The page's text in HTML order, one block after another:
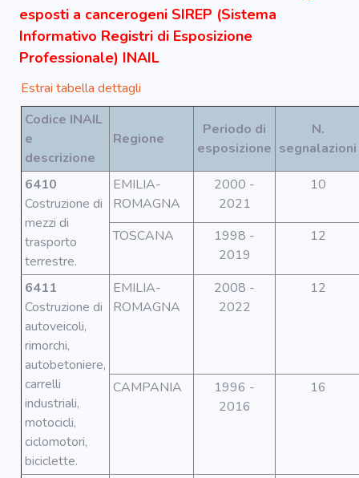
esposti a cancerogeni SIREP (Sistema
Informativo Registri di Esposizione
Professionale) INAIL
Estrai tabella dettagli
Codice INAIL
e
descrizione
Regione
Periodo di
esposizione
N.
segnalazioni
6410
Costruzione di
mezzi di
trasporto
terrestre.
EMILIA-
ROMAGNA
2000 -
2021
10
TOSCANA
1998 -
2019
12
6411
Costruzione di
autoveicoli,
rimorchi,
autobetoniere,
carrelli
industriali,
motocicli,
ciclomotori,
biciclette.
EMILIA-
ROMAGNA
2008 -
2022
12
CAMPANIA
1996 -
2016
16